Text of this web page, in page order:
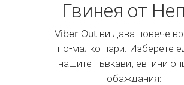
Гвинея от
Viber Out ви дава повече
по-малко пари. Изберете
нашите гъвкави, евтини
обаждания: